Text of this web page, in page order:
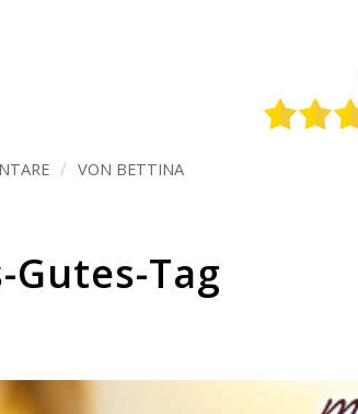
/ VON BETTINA
Gutes-Tag